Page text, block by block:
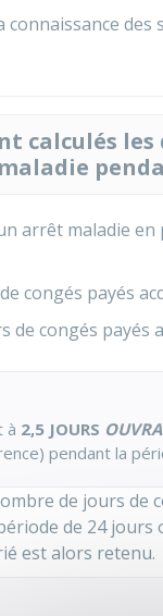
connaissance des
calculés
arrêt maladie
congés payés
de congés payés
à 2,5 JOURS
pendant la
de jours de
de 24 jours
est alors retenu.